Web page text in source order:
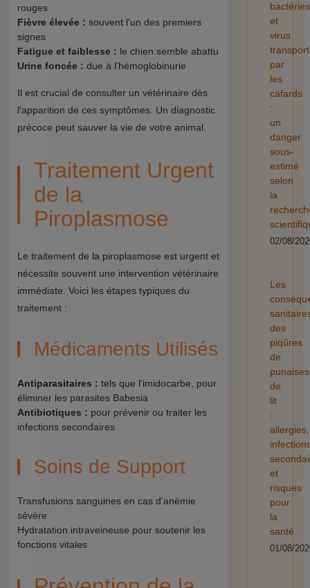
rouges
Fièvre élevée : souvent l'un des premiers
signes
Fatigue et faiblesse : le chien semble abattu
Urine foncée : due à l'hémoglobinurie
Il est crucial de consulter un vétérinaire dès
l'apparition de ces symptômes. Un diagnostic
précoce peut sauver la vie de votre animal.
Traitement Urgent
de la
Piroplasmose
Le traitement de la piroplasmose est urgent et
nécessite souvent une intervention vétérinaire
immédiate. Voici les étapes typiques du
traitement :
Médicaments Utilisés
Antiparasitaires : tels que l'imidocarbe, pour
éliminer les parasites Babesia
Antibiotiques : pour prévenir ou traiter les
infections secondaires
Soins de Support
Transfusions sanguines en cas d'anémie
sévère
Hydratation intraveineuse pour soutenir les
fonctions vitales
bactéries
et
virus
par
les
cafards
:
un
danger
sous-
estimé
selon
la
02/08/
Les
des
piqûres
de
punaises
de
lit
:
allergies,
et
risques
pour
la
santé
01/08/